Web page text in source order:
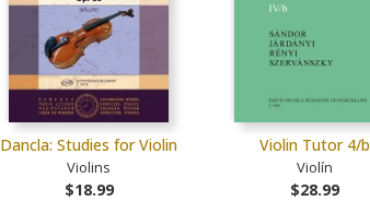
Dancla: Studies for Violin
Violins
$18.99
Violin Tutor 4/b
Violín
$28.99